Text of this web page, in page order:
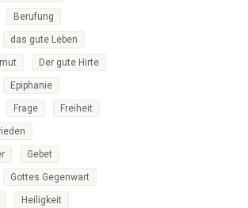
Berufung
das gute Leben
Der gute Hirte
Epiphanie
Frage Freiheit
Gebet
Gottes Gegenwart
Heiligkeit